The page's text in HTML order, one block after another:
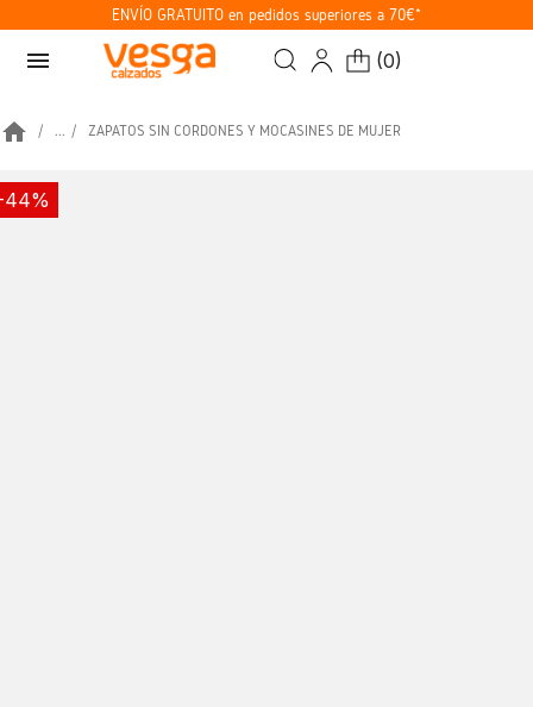
ENVÍO GRATUITO en pedidos superiores a 70€*
menu (0)
home ... ZAPATOS SIN CORDONES Y MOCASINES DE MUJER